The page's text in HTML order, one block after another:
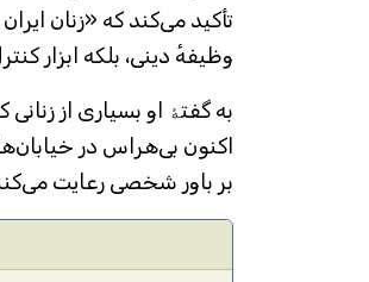
تأکید می‌کند که «زنان
وظیفهٔ دینی، بلکه ابزار
به گفتۀ او بسیاری از
اکنون بی‌هراس در
بر باور شخصی رعایت